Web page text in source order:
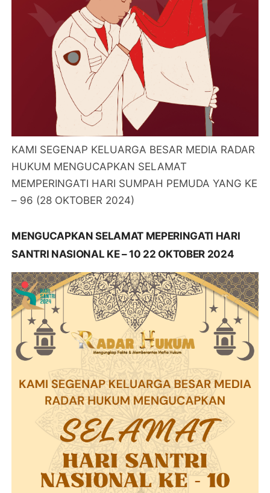
KAMI SEGENAP KELUARGA BESAR MEDIA RADAR
HUKUM MENGUCAPKAN SELAMAT
MEMPERINGATI HARI SUMPAH PEMUDA YANG KE
– 96 (28 OKTOBER 2024)
MENGUCAPKAN SELAMAT MEPERINGATI HARI
SANTRI NASIONAL KE – 10 22 OKTOBER 2024